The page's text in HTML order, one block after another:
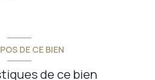
DE CE BIEN
de ce bien